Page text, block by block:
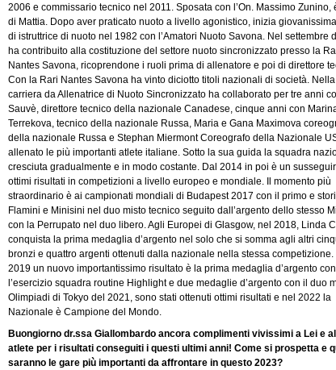
2006 e commissario tecnico nel 2011. Sposata con l’On. Massimo Zunino,
di Mattia. Dopo aver praticato nuoto a livello agonistico, inizia giovanissima
di istruttrice di nuoto nel 1982 con l’Amatori Nuoto Savona. Nel settembre
ha contribuito alla costituzione del settore nuoto sincronizzato presso la
Nantes Savona, ricoprendone i ruoli prima di allenatore e poi di direttore
Con la Rari Nantes Savona ha vinto diciotto titoli nazionali di società.
carriera da Allenatrice di Nuoto Sincronizzato ha collaborato per tre anni
Sauvè, direttore tecnico della nazionale Canadese, cinque anni con
Terrekova, tecnico della nazionale Russa, Maria e Gana Maximova
della nazionale Russa e Stephan Miermont Coreografo della Nazionale
allenato le più importanti atlete italiane. Sotto la sua guida la squadra
cresciuta gradualmente e in modo costante. Dal 2014 in poi è un
ottimi risultati in competizioni a livello europeo e mondiale. Il momento più
straordinario è ai campionati mondiali di Budapest 2017 con il primo e
Flamini e Minisini nel duo misto tecnico seguito dall’argento dello stesso
con la Perrupato nel duo libero. Agli Europei di Glasgow, nel 2018, Linda
conquista la prima medaglia d’argento nel solo che si somma agli altri
bronzi e quattro argenti ottenuti dalla nazionale nella stessa competizione.
2019 un nuovo importantissimo risultato è la prima medaglia d’argento con
l’esercizio squadra routine Highlight e due medaglie d’argento con il duo
Olimpiadi di Tokyo del 2021, sono stati ottenuti ottimi risultati e nel 2022 la
Nazionale è Campione del Mondo.
Buongiorno dr.ssa Giallombardo ancora complimenti vivissimi a Lei e
atlete per i risultati conseguiti i questi ultimi anni! Come si prospetta e
saranno le gare più importanti da affrontare in questo 2023?